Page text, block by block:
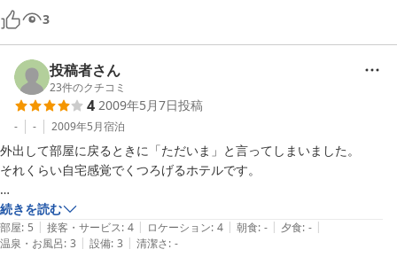
・深夜電力を利用する電気温水器が導入されていて、400リットルまで
使えます。
普通にシャワーを浴びる分には問題ありません。
身体を洗う時は止めるとか当たり前のことを当たり前にすれば良いだ
けです。
浴槽にお湯をはっても大丈夫です。熱湯注意です。
・ごみは自分でコンドミニアム入口の所に捨てます。
ほうきとチリトリは部屋にありますので、目立つほこりなどの簡単な
掃除が
退出時には必要です。
・チェックアウト後、施設側によりきちんとした清掃やリネン類の交
換、
がクチコミで他の方が心配しながら使用したとの事でしたがまったく心
配なく使えました。テレビのチャンネル数もディズニー、アニメチャン
ネルなどかなりあり楽しませていただきました。大変満足できるホテル
でした。時計が見当たらなかった為時計があれば便利だと思いました。
3
投稿者さん
23件のクチコミ
4 2009年5月7日投稿
- - 2009年5月宿泊
外出して部屋に戻るときに「ただいま」と言ってしまいました。
それくらい自宅感覚でくつろげるホテルです。
室内の清潔さ・広さは満足です。
ただ温水の湯量制限があることについて、
連れが非常に気にしてシャワーを浴びても
続きを読む
部屋: 5 | 接客・サービス: 4 | ロケーション: 4 | 朝食: - | 夕食: - |
温泉・お風呂: 3 | 設備: 3 | 清潔さ: -